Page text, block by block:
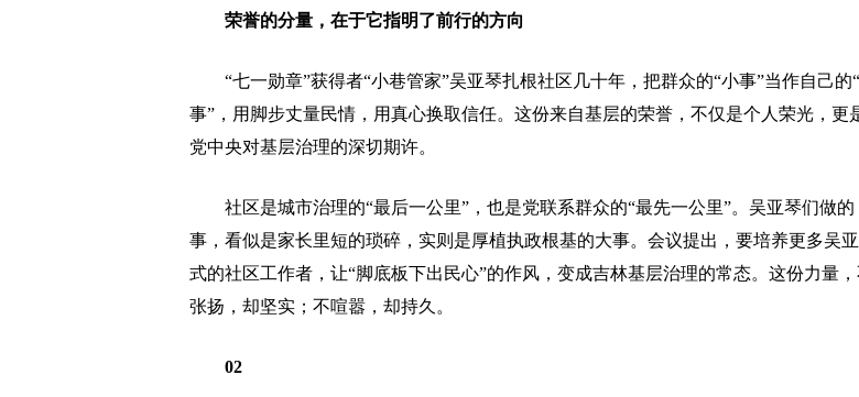
荣誉的分量，在于它指明了前行的方向
“七一勋章”获得者“小巷管家”吴亚琴扎根社区几十年，把群众的“小事”当作自己的
事”，用脚步丈量民情，用真心换取信任。这份来自基层的荣誉，不仅是个人荣光，更
党中央对基层治理的深切期许。
社区是城市治理的“最后一公里”，也是党联系群众的“最先一公里”。吴亚琴们做的
事，看似是家长里短的琐碎，实则是厚植执政根基的大事。会议提出，要培养更多吴
式的社区工作者，让“脚底板下出民心”的作风，变成吉林基层治理的常态。这份力量，
张扬，却坚实；不喧嚣，却持久。
02